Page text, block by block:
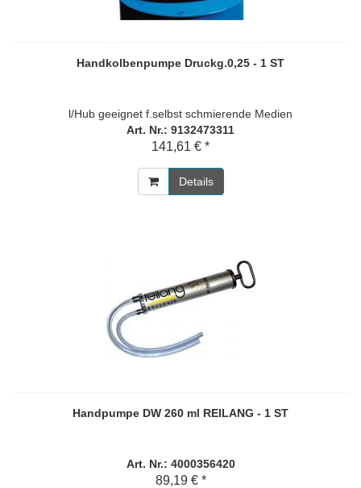
Handkolbenpumpe Druckg.0,25 - 1 ST
l/Hub geeignet f.selbst schmierende Medien
Art. Nr.: 9132473311
141,61 € *
Details
Handpumpe DW 260 ml REILANG - 1 ST
Art. Nr.: 4000356420
89,19 € *